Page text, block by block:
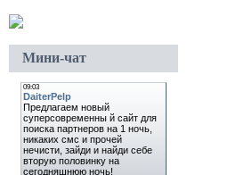
Мини-чат